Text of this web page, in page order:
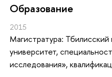
Oбразование
2015
Магистратура: Тбилисский
университет,
исследования»,